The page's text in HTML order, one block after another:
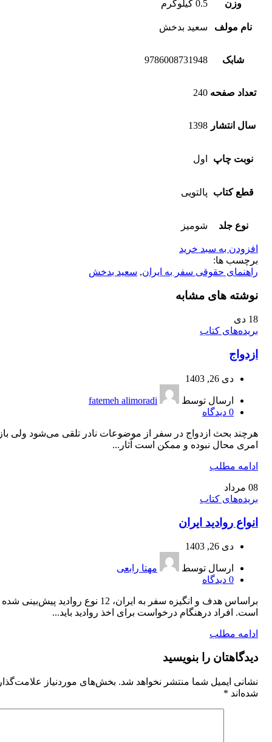
وزن 0.5 کیلوگرم
نام مولف سعید بدخش
شابک 9786008731948
تعداد صفحه 240
سال انتشار 1398
نوبت چاپ اول
قطع کتاب پالتویی
نوع جلد شومیز
افزودن به سبد خرید
برچسب ها:
راهنمای حقوقی سفر به ایران, سعید بدخش
نوشته های مشابه
18 دی
بریده‌های کتاب
ازدواج
دی 26, 1403
ارسال توسط
fatemeh alimoradi
0 دیدگاه
هرچند بحث ازدواج در سفر از موضوعات نادر تلقی می‌شود ولی
امری محال نبوده و ممکن است آثار...
ادامه مطلب
08 مرداد
بریده‌های کتاب
انواع روادید ایران
دی 26, 1403
ارسال توسط
مهتا رابعی
0 دیدگاه
براساس هدف و انگيزه سفر به ايران، 12 نوع رواديد پيش‌بينی شده
است. افراد درهنگام درخواست برای اخذ رواديد بايد...
ادامه مطلب
دیدگاهتان را بنویسید
نشانی ایمیل شما منتشر نخواهد شد. بخش‌های موردنیاز
شده‌اند *